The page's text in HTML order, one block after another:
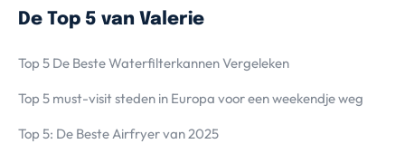
De Top 5 van Valerie
Top 5 De Beste Waterfilterkannen Vergeleken
Top 5 must-visit steden in Europa voor een weekendje weg
Top 5: De Beste Airfryer van 2025